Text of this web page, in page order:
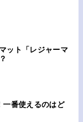
ット「レジャーマ
一番使えるのはど